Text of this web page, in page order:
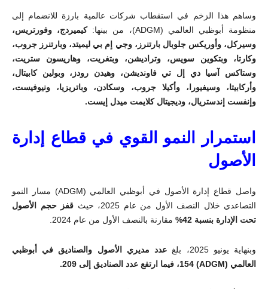
وساهم هذا الزخم في استقطاب شركات عالمية بارزة للانضمام إلى
منظومة أبوظبي العالمي (ADGM)، من بينها:كيميردج، وفورتريس،
وسيركل، وأوريكس جلوبال بارتنرز، وجي إم بي ليميتد، وبارتنرز جروب،
وكارتا، وبتكوين سويس، وتراديشن، وبتغريت، وهاريسون ستريت،
وستاكس آسيا دي إل تي فاونديشن، وهيدن رودز، وبولين كابيتال،
وأركابيتا، وسيفيورا، وأكيلا جروب، وسكادن، وباتريزيا، ونيوفيست،
وإنفست إندستريال، وديجيتال كلايمت ميدل إيست.
استمرار النمو القوي في قطاع إدارة
الأصول
واصل قطاع إدارة الأصول في أبوظبي العالمي (ADGM) مسار النمو
التصاعدي خلال النصف الأول من عام 2025، حيث
قفز حجم الأصول
تحت الإدارة بنسبة 42%
مقارنة بالنصف الأول من عام 2024
وبنهاية يونيو 2025، بلغ
عدد مديري الأصول والصناديق في أبوظبي
العالمي (ADGM) 154، فيما ارتفع عدد الصناديق إلى 209 .